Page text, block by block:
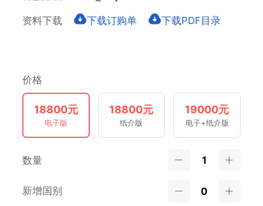
资料下载 下载订购单 下载PDF目录
价格
18800元
电子版
18800元
纸介版
19000元
电子+纸介版
数量
新增国别